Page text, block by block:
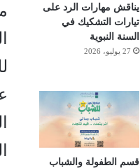
يناقش مهارات الرد على
تيارات التشكيك في
السنة النبوية
27 يوليو، 2026
قسم الطفولة والشباب